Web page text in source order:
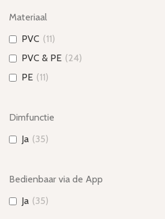
Materiaal
PVC (11)
PVC & PE (24)
PE (11)
Dimfunctie
Ja (35)
Bedienbaar via de App
Ja (35)